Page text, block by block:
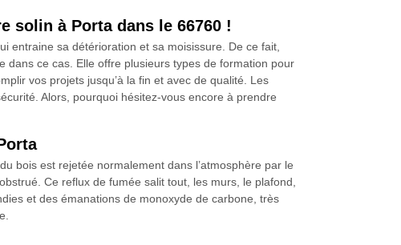
solin à Porta dans le 66760 !
entraine sa détérioration et sa moisissure. De ce fait,
ce cas. Elle offre plusieurs types de formation pour
vos projets jusqu’à la fin et avec de qualité. Les
Alors, pourquoi hésitez-vous encore à prendre
bois est rejetée normalement dans l’atmosphère par le
Ce reflux de fumée salit tout, les murs, le plafond,
et des émanations de monoxyde de carbone, très